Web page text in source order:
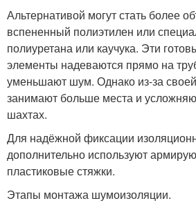
Альтернативой могут стать более
вспененный полиэтилен или
полиуретана или каучука. Эти
элементы надеваются прямо на
уменьшают шум. Однако из-за
занимают больше места и
шахтах.
Для надёжной фиксации
дополнительно используют
пластиковые стяжки.
Этапы монтажа шумоизоляции.